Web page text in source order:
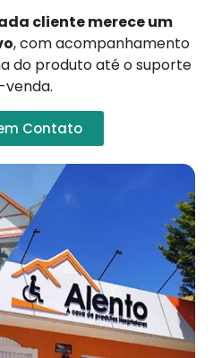
cliente merece um
, com acompanhamento
do produto até o suporte
venda.
Contato